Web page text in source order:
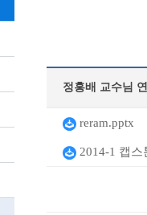
정홍배 교수님
reram.pptx
2014-1 캡